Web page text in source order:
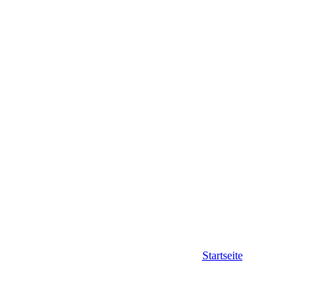
Startseite